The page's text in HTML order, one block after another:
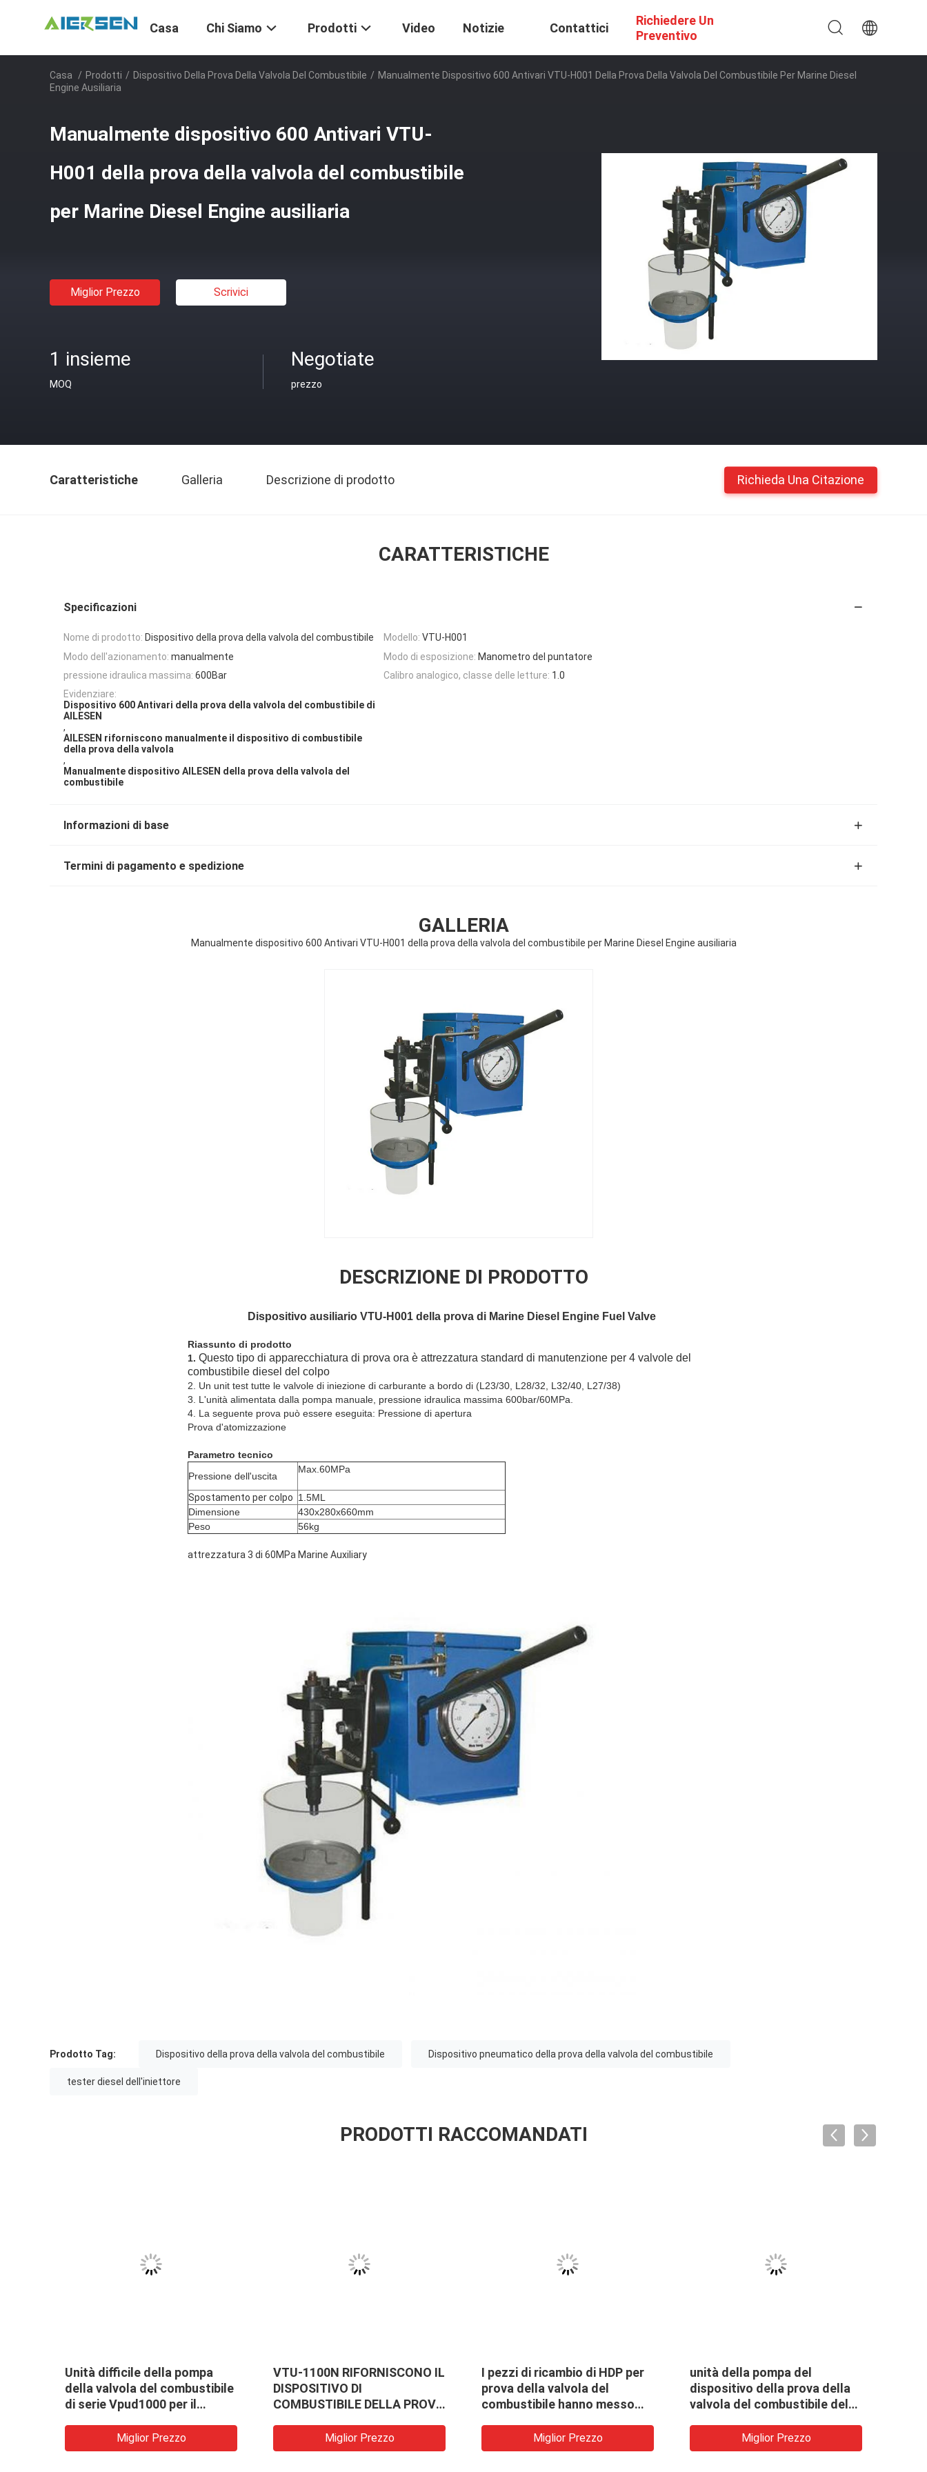
Casa Chi Siamo Prodotti Video Notizie Contattici
Richiedere Un
Preventivo
Casa / Prodotti / Dispositivo Della Prova Della Valvola Del Combustibile / Manualmente Dispositivo 600 Antivari VTU-H001 Della Prova Della Valvola Del Combustibile Per Marine Diesel
Engine Ausiliaria
Manualmente dispositivo 600 Antivari VTU-
H001 della prova della valvola del combustibile
per Marine Diesel Engine ausiliaria
Miglior Prezzo Scrivici
1 insieme
MOQ
Negotiate
prezzo
Caratteristiche Galleria Descrizione di prodotto Richieda Una Citazione
CARATTERISTICHE
Specificazioni
Nome di prodotto: Dispositivo della prova della valvola del combustibile Modello: VTU-H001
Modo dell'azionamento: manualmente Modo di esposizione: Manometro del puntatore
pressione idraulica massima: 600Bar Calibro analogico, classe delle letture: 1.0
Evidenziare:
Dispositivo 600 Antivari della prova della valvola del combustibile di
AILESEN
,
AILESEN riforniscono manualmente il dispositivo di combustibile
della prova della valvola
,
Manualmente dispositivo AILESEN della prova della valvola del
combustibile
Informazioni di base
Termini di pagamento e spedizione
GALLERIA
Manualmente dispositivo 600 Antivari VTU-H001 della prova della valvola del combustibile per Marine Diesel Engine ausiliaria
DESCRIZIONE DI PRODOTTO
Dispositivo ausiliario VTU-H001 della prova di Marine Diesel Engine Fuel Valve
Riassunto di prodotto
1. Questo tipo di apparecchiatura di prova ora è attrezzatura standard di manutenzione per 4 valvole del
combustibile diesel del colpo
2. Un unit test tutte le valvole di iniezione di carburante a bordo di (L23/30, L28/32, L32/40, L27/38)
3. L'unità alimentata dalla pompa manuale, pressione idraulica massima 600bar/60MPa.
4. La seguente prova può essere eseguita: Pressione di apertura
Prova d'atomizzazione
Parametro tecnico
Pressione dell'uscita
Max.60MPa
Spostamento per colpo 1.5ML
Dimensione
430x280x660mm
Peso
56kg
attrezzatura 3 di 60MPa Marine Auxiliary
Prodotto Tag: Dispositivo della prova della valvola del combustibile Dispositivo pneumatico della prova della valvola del combustibile
tester diesel dell'iniettore
PRODOTTI RACCOMANDATI
Unità difficile della pompa
della valvola del combustibile
di serie Vpud1000 per il
Miglior Prezzo
VTU-1100N RIFORNISCONO IL
DISPOSITIVO DI
COMBUSTIBILE DELLA PROVA
Miglior Prezzo
I pezzi di ricambio di HDP per
prova della valvola del
combustibile hanno messo
completoMiglior Prezzo
unità della pompa del
dispositivo della prova della
valvola del combustibile del
diesel del MCC Meb Mec
Miglior Prezzo